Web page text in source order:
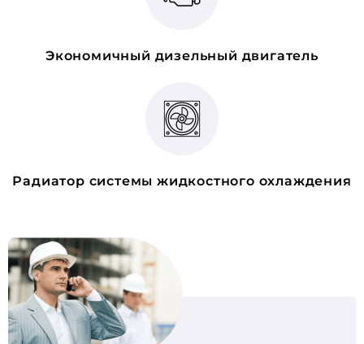
Экономичный дизельный двигатель
Радиатор системы жидкостного охлаждения